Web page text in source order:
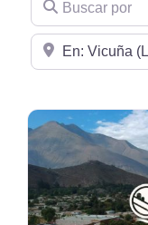
Cerca de